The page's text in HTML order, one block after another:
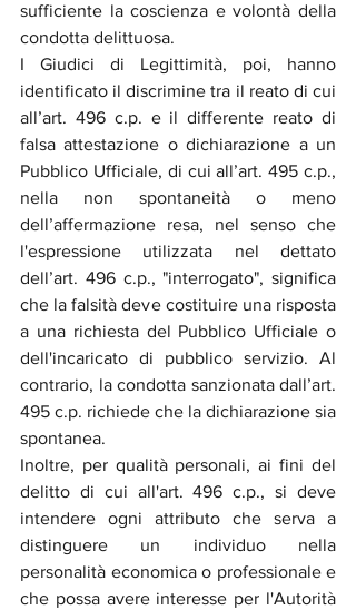
sufficiente la coscienza e volontà della
condotta delittuosa.
I Giudici di Legittimità, poi, hanno
identificato il discrimine tra il reato di cui
all’art. 496 c.p. e il differente reato di
falsa attestazione o dichiarazione a un
Pubblico Ufficiale, di cui all’art. 495 c.p.,
nella non spontaneità o meno
dell’affermazione resa, nel senso che
l'espressione utilizzata nel dettato
dell’art. 496 c.p., "interrogato", significa
che la falsità deve costituire una risposta
a una richiesta del Pubblico Ufficiale o
dell'incaricato di pubblico servizio. Al
contrario, la condotta sanzionata dall’art.
495 c.p. richiede che la dichiarazione sia
spontanea.
Inoltre, per qualità personali, ai fini del
delitto di cui all'art. 496 c.p., si deve
intendere ogni attributo che serva a
distinguere un individuo nella
personalità economica o professionale e
che possa avere interesse per l'Autorità